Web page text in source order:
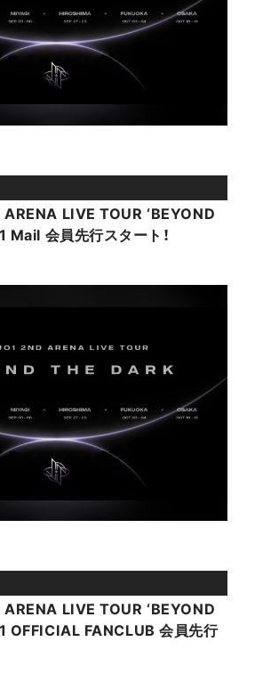
LIVE TOUR ‘BEYOND
Mail 会員先行スタート！
LIVE TOUR ‘BEYOND
OFFICIAL FANCLUB 会員先行